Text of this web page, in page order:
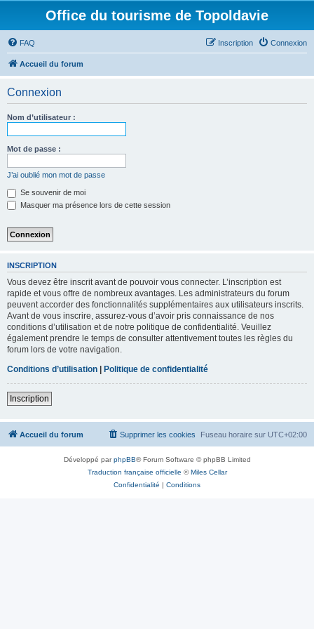
Office du tourisme de Topoldavie
FAQ Connexion
Inscription
Accueil du forum
Connexion
Nom d’utilisateur :
Mot de passe :
J’ai oublié mon mot de passe
Se souvenir de moi
Masquer ma présence lors de cette session
INSCRIPTION
Vous devez être inscrit avant de pouvoir vous connecter. L’inscription est
rapide et vous offre de nombreux avantages. Les administrateurs du forum
peuvent accorder des fonctionnalités supplémentaires aux utilisateurs inscrits.
Avant de vous inscrire, assurez-vous d’avoir pris connaissance de nos
conditions d’utilisation et de notre politique de confidentialité. Veuillez
également prendre le temps de consulter attentivement toutes les règles du
forum lors de votre navigation.
Conditions d’utilisation | Politique de confidentialité
Inscription
Accueil du forum Fuseau horaire sur UTC+02:00
Supprimer les cookies
Développé parphpBB® Forum Software © phpBB Limited
Traduction française officielle ©Miles Cellar
Confidentialité | Conditions